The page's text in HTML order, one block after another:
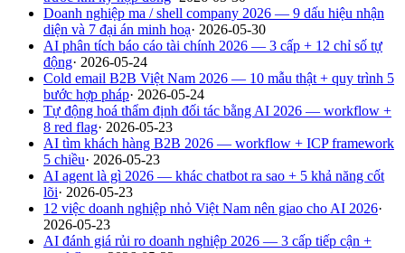
Doanh nghiệp ma / shell company 2026 — 9 dấu hiệu nhận
diện và 7 đại án minh hoạ· 2026-05-30
AI phân tích báo cáo tài chính 2026 — 3 cấp + 12 chỉ số tự
động· 2026-05-24
Cold email B2B Việt Nam 2026 — 10 mẫu thật + quy trình 5
bước hợp pháp· 2026-05-24
Tự động hoá thẩm định đối tác bằng AI 2026 — workflow +
8 red flag· 2026-05-23
AI tìm khách hàng B2B 2026 — workflow + ICP framework
5 chiều· 2026-05-23
AI agent là gì 2026 — khác chatbot ra sao + 5 khả năng cốt
lõi· 2026-05-23
12 việc doanh nghiệp nhỏ Việt Nam nên giao cho AI 2026·
2026-05-23
AI đánh giá rủi ro doanh nghiệp 2026 — 3 cấp tiếp cận +